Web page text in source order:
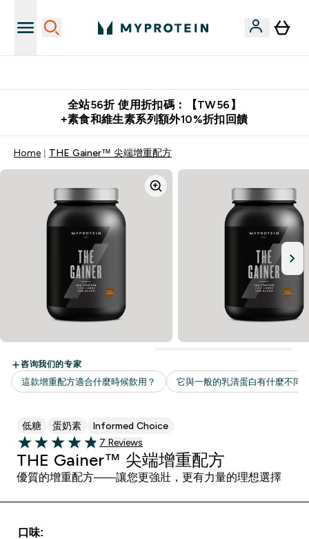
全站56折 使用折扣碼：【TW56】
+素食和維生素系列額外10%折扣回饋
Home THE Gainer™ 尖端增重配方
低糖 蛋奶素 Informed Choice
4.86 out of 5 stars
7 customer reviews
7 Reviews
THE Gainer™ 尖端增重配方
優質的增重配方——讓您更強壯，更有力量的理想選擇
口味: